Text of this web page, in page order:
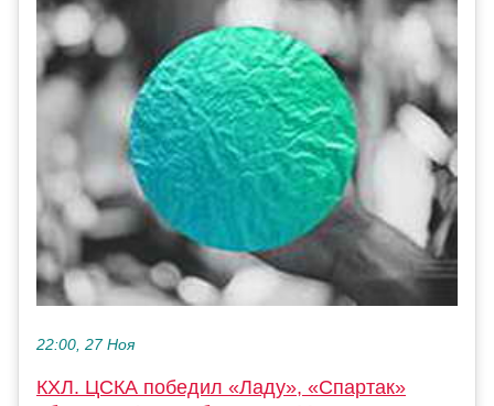
22:00, 27 Ноя
КХЛ. ЦСКА победил «Ладу», «Спартак»